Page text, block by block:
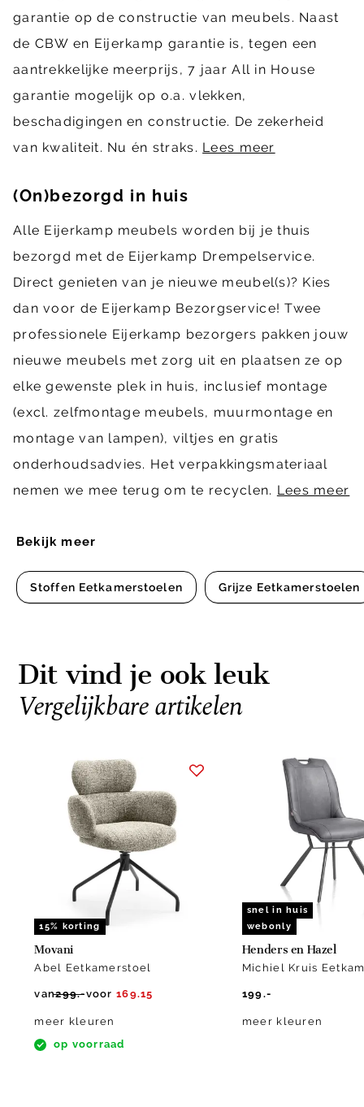
Bekijk meer
Stoffen Eetkamerstoelen Grijze Eetkamerstoelen
garantie op de constructie van meubels. Naast
de CBW en Eijerkamp garantie is, tegen een
aantrekkelijke meerprijs, 7 jaar All in House
garantie mogelijk op o.a. vlekken,
beschadigingen en constructie. De zekerheid
van kwaliteit. Nu én straks. Lees meer
(On)bezorgd in huis
Alle Eijerkamp meubels worden bij je thuis
bezorgd met de Eijerkamp Drempelservice.
Direct genieten van je nieuwe meubel(s)? Kies
dan voor de Eijerkamp Bezorgservice! Twee
professionele Eijerkamp bezorgers pakken jouw
nieuwe meubels met zorg uit en plaatsen ze op
elke gewenste plek in huis, inclusief montage
(excl. zelfmontage meubels, muurmontage en
montage van lampen), viltjes en gratis
onderhoudsadvies. Het verpakkingsmateriaal
nemen we mee terug om te recyclen. Lees meer
Dit vind je ook leuk
Vergelijkbare artikelen
15% korting
Movani
Abel Eetkamerstoel
van299.-voor 169.15
meer kleuren
op voorraad
snel in huis
webonly
Henders en Hazel
Michiel Kruis
199.-
meer kleuren